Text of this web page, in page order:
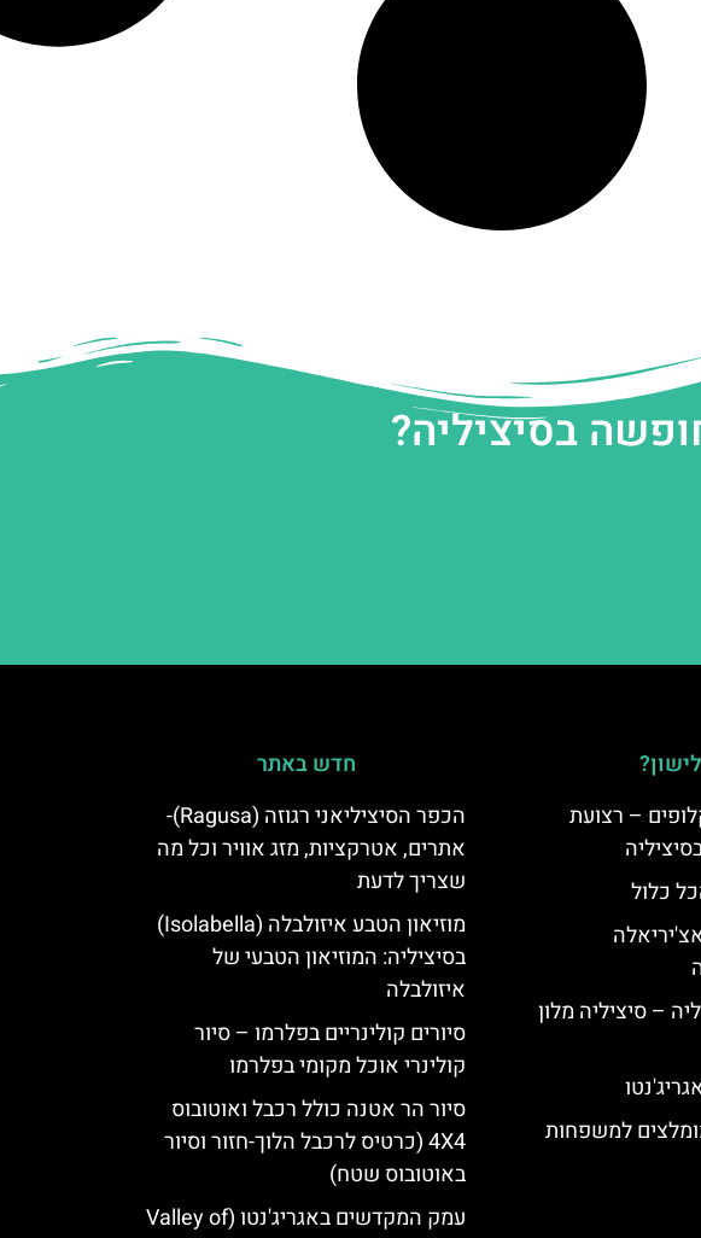
בסיציליה?
– רצועת
כלול
– סיציליה מלון
למשפחות
חדש באתר
הכפר הסיציליאני רגוזה (Ragusa)-
אתרים, אטרקציות, מזג אוויר וכל מה
שצריך לדעת
מוזיאון הטבע איזולבלה (Isolabella)
בסיציליה: המוזיאון הטבעי של
איזולבלה
סיורים קולינריים בפלרמו – סיור
קולינרי אוכל מקומי בפלרמו
סיור הר אטנה כולל רכבל ואוטובוס
4X4 (כרטיס לרכבל הלוך-חזור וסיור
באוטובוס שטח)
עמק המקדשים באגריג'נטו (Valley of